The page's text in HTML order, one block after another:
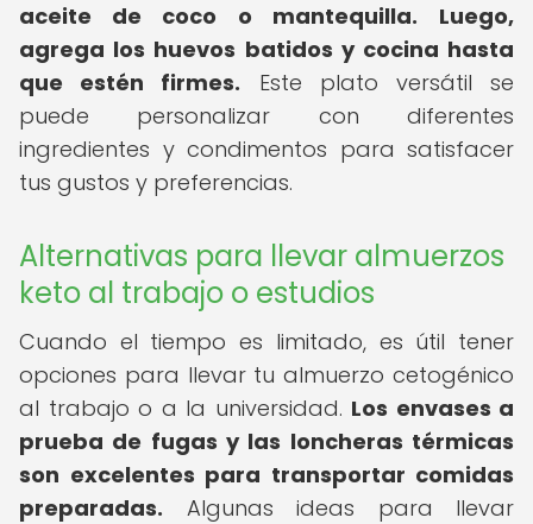
aceite de coco o mantequilla.
Luego,
agrega los huevos batidos y cocina hasta
que estén firmes. Este plato versátil se
puede personalizar con diferentes
ingredientes y condimentos para satisfacer
tus gustos y preferencias.
Alternativas para llevar almuerzos
keto al trabajo o estudios
Cuando el tiempo es limitado, es útil tener
opciones para llevar tu almuerzo cetogénico
al trabajo o a la universidad. Los envases a
prueba de fugas y las loncheras térmicas
son excelentes para transportar comidas
preparadas. Algunas ideas para llevar